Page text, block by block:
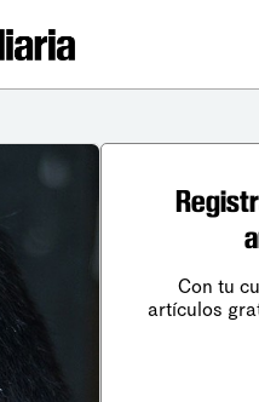
Con tu
artículos